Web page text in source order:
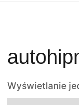
Wyświetlanie